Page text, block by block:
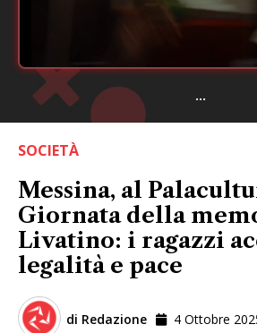
...
SOCIETÀ
Messina, al
Giornata della
Livatino: i ragazzi
legalità e pace
di Redazione 4 Ottobre